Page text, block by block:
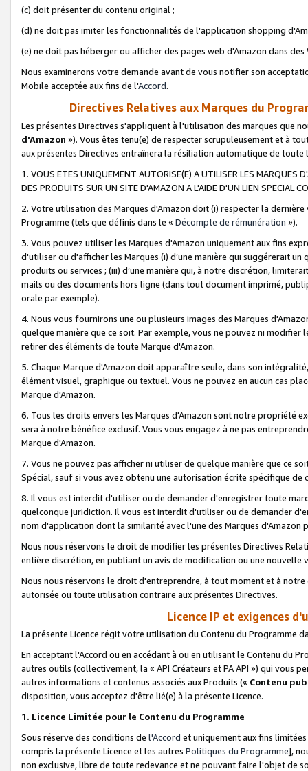
(c) doit présenter du contenu original ;
(d) ne doit pas imiter les fonctionnalités de l'application shopping
(e) ne doit pas héberger ou afficher des pages web d'Amazon dans
Nous examinerons votre demande avant de vous notifier son
Mobile acceptée aux fins de l'Accord.
Directives Relatives aux Marques du
Les présentes Directives s'appliquent à l'utilisation des marques que
d'Amazon »). Vous êtes tenu(e) de respecter scrupuleusement et à
aux présentes Directives entraînera la résiliation automatique de
1. VOUS ETES UNIQUEMENT AUTORISE(E) A UTILISER LES MARQUES
DES PRODUITS SUR UN SITE D'AMAZON A L'AIDE D'UN LIEN SPECIAL
2. Votre utilisation des Marques d'Amazon doit (i) respecter la
Programme (tels que définis dans le « Décompte de rémunération »).
3. Vous pouvez utiliser les Marques d'Amazon uniquement aux fins
d'utiliser ou d'afficher les Marques (i) d’une manière qui suggérerait
produits ou services ; (iii) d’une manière qui, à notre discrétion,
mails ou des documents hors ligne (dans tout document imprimé,
orale par exemple).
4. Nous vous fournirons une ou plusieurs images des Marques
quelque manière que ce soit. Par exemple, vous ne pouvez ni
retirer des éléments de toute Marque d'Amazon.
5. Chaque Marque d'Amazon doit apparaître seule, dans son
élément visuel, graphique ou textuel. Vous ne pouvez en aucun cas
Marque d'Amazon.
6. Tous les droits envers les Marques d'Amazon sont notre propriété
sera à notre bénéfice exclusif. Vous vous engagez à ne pas
Marque d'Amazon.
7. Vous ne pouvez pas afficher ni utiliser de quelque manière que ce
Spécial, sauf si vous avez obtenu une autorisation écrite spécifique de
8. Il vous est interdit d'utiliser ou de demander d'enregistrer toute
quelconque juridiction. Il vous est interdit d'utiliser ou de demander
nom d'application dont la similarité avec l'une des Marques
Nous nous réservons le droit de modifier les présentes Directives
entière discrétion, en publiant un avis de modification ou une nouvelle
Nous nous réservons le droit d'entreprendre, à tout moment et à
autorisée ou toute utilisation contraire aux présentes Directives.
Licence IP et exigences
La présente Licence régit votre utilisation du Contenu du Programme
En acceptant l'Accord ou en accédant à ou en utilisant le Contenu du
autres outils (collectivement, la « API Créateurs et PA API ») qui vous
autres informations et contenus associés aux Produits (« Contenu
disposition, vous acceptez d'être lié(e) à la présente Licence.
1. Licence Limitée pour le Contenu du Programme
Sous réserve des conditions de l'Accord et uniquement aux fins
compris la présente Licence et les autres Politiques du Programme],
non exclusive, libre de toute redevance et ne pouvant faire l'objet de